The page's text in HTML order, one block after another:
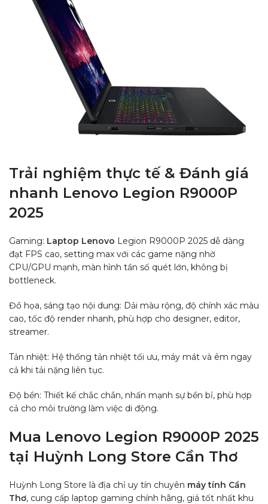
Trải nghiệm thực tế & Đánh giá
nhanh Lenovo Legion R9000P
2025
Gaming: Laptop Lenovo Legion R9000P 2025 dễ dàng
đạt FPS cao, setting max với các game nặng nhờ
CPU/GPU mạnh, màn hình tần số quét lớn, không bị
bottleneck.
Đồ họa, sáng tạo nội dung: Dải màu rộng, độ chính xác màu
cao, tốc độ render nhanh, phù hợp cho designer, editor,
streamer.
Tản nhiệt: Hệ thống tản nhiệt tối ưu, máy mát và êm ngay
cả khi tải nặng liên tục.
Độ bền: Thiết kế chắc chắn, nhấn mạnh sự bền bỉ, phù hợp
cả cho môi trường làm việc di động.
Mua Lenovo Legion R9000P 2025
tại Huỳnh Long Store Cần Thơ
Huỳnh Long Store là địa chỉ uy tín chuyên máy tính Cần
Thơ, cung cấp laptop gaming chính hãng, giá tốt nhất khu